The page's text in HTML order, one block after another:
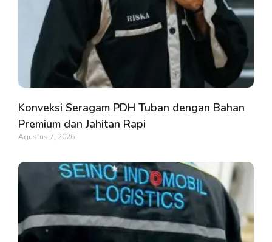
Konveksi Seragam PDH Tuban dengan Bahan
Premium dan Jahitan Rapi
Agustus 7, 2026